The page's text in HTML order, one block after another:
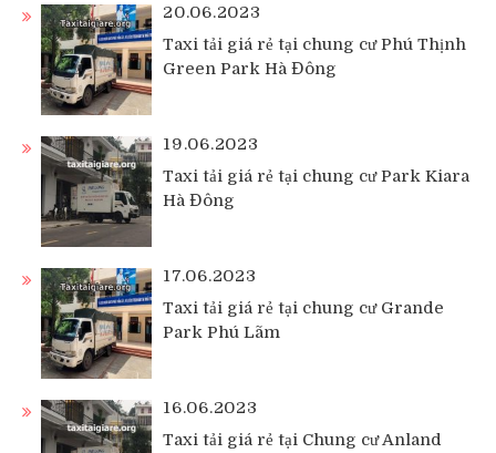
20.06.2023
Taxi tải giá rẻ tại chung cư Phú Thịnh
Green Park Hà Đông
19.06.2023
Taxi tải giá rẻ tại chung cư Park Kiara
Hà Đông
17.06.2023
Taxi tải giá rẻ tại chung cư Grande
Park Phú Lãm
16.06.2023
Taxi tải giá rẻ tại Chung cư Anland